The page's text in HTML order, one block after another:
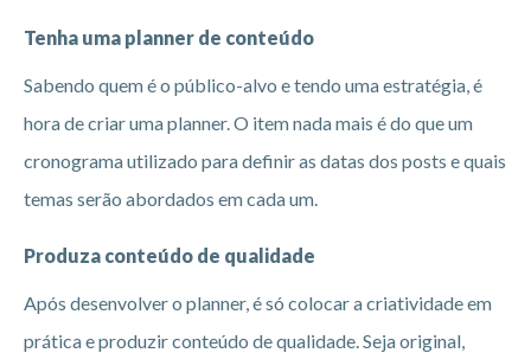
Tenha uma planner de conteúdo
Sabendo quem é o público-alvo e tendo uma estratégia, é
hora de criar uma planner. O item nada mais é do que um
cronograma utilizado para definir as datas dos posts e quais
temas serão abordados em cada um.
Produza conteúdo de qualidade
Após desenvolver o planner, é só colocar a criatividade em
prática e produzir conteúdo de qualidade. Seja original,